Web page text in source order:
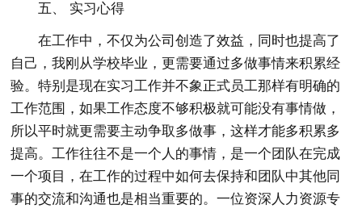
五、 实习心得
在工作中，不仅为公司创造了效益，同时也提高了
自己，我刚从学校毕业，更需要通过多做事情来积累经
验。特别是现在实习工作并不象正式员工那样有明确的
工作范围，如果工作态度不够积极就可能没有事情做，
所以平时就更需要主动争取多做事，这样才能多积累多
提高。工作往往不是一个人的事情，是一个团队在完成
一个项目，在工作的过程中如何去保持和团队中其他同
事的交流和沟通也是相当重要的。一位资深人力资源专